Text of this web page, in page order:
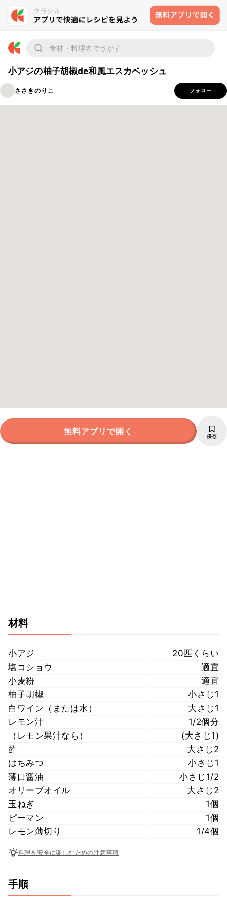
小アジの柚子胡椒de和風エスカベッシュ
ささきのりこ フォロー
無料アプリで開く 保存
材料
小アジ
20匹くらい
塩コショウ
適宜
小麦粉
適宜
柚子胡椒
小さじ1
白ワイン（または水）
大さじ1
レモン汁
1/2個分
（レモン果汁なら）
(大さじ1)
酢
大さじ2
はちみつ
小さじ1
薄口醤油
小さじ1/2
オリーブオイル
大さじ2
玉ねぎ
1個
ピーマン
1個
レモン薄切り
1/4個
料理を安全に楽しむための注意事項
手順